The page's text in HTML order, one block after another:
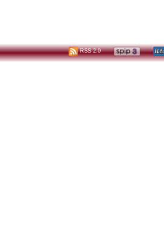
RSS 2.0